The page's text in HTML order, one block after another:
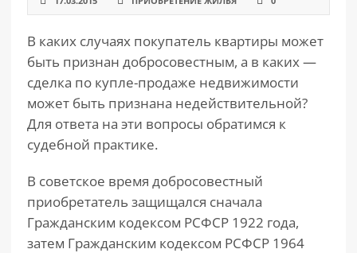
В каких случаях покупатель квартиры может
быть признан добросовестным, а в каких —
сделка по купле-продаже недвижимости
может быть признана недействительной?
Для ответа на эти вопросы обратимся к
судебной практике.
В советское время добросовестный
приобретатель защищался сначала
Гражданским кодексом РСФСР 1922 года,
затем Гражданским кодексом РСФСР 1964